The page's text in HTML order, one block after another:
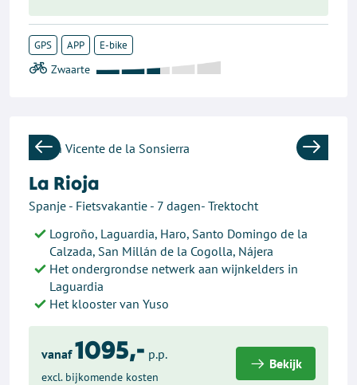
GPS APP E-bike
Previous Next
La Rioja
Spanje - Fietsvakantie - 7 dagen- Trektocht
Logroño, Laguardia, Haro, Santo Domingo de la
Calzada, San Millán de la Cogolla, Nájera
Het ondergrondse netwerk aan wijnkelders in
Laguardia
Het klooster van Yuso
vanaf 1095,- p.p.
excl. bijkomende kosten
Bekijk